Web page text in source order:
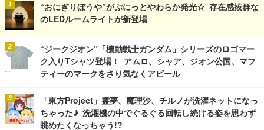
“おにぎりぼうや”がぷにっとやわらか発光☆ 存在感抜群な
のLEDルームライトが新登場
“ジークジオン”「機動戦士ガンダム」シリーズのロゴマー
ク入りTシャツ登場！ アムロ、シャア、ジオン公国、マフ
ティーのマークをさり気なくアピール
「東方Project」霊夢、魔理沙、チルノが洗濯ネットになっ
ちゃった♪ 洗濯機の中でぐるぐる回転し続ける姿を思わず
眺めたくなっちゃう!?